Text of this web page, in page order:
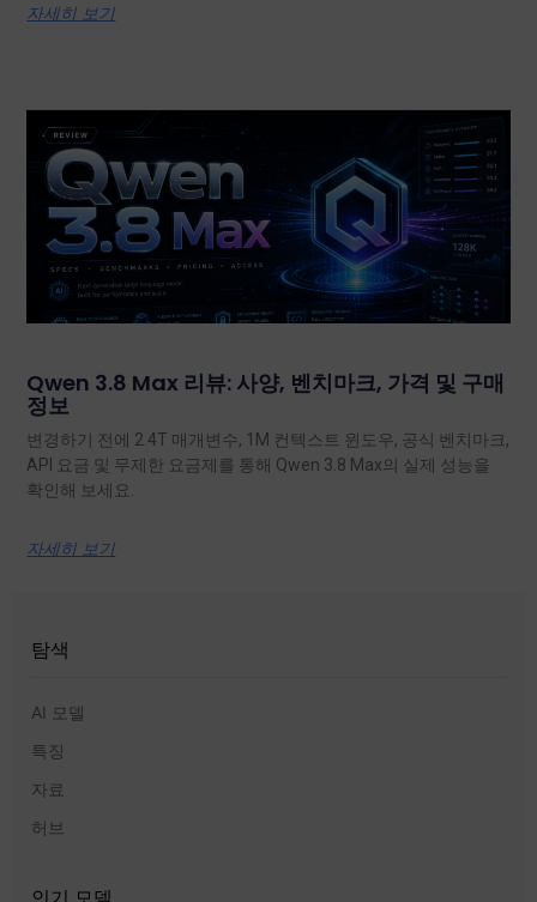
자세히 보기
Qwen 3.8 Max 리뷰: 사양, 벤치마크, 가격 및 구매
정보
변경하기 전에 2.4T 매개변수, 1M 컨텍스트 윈도우, 공식 벤치마크,
API 요금 및 무제한 요금제를 통해 Qwen 3.8 Max의 실제 성능을
확인해 보세요.
자세히 보기
탐색
AI 모델
특징
자료
허브
인기 모델